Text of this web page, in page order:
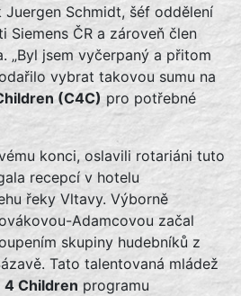
Schmidt, šéf oddělení
Siemens ČR a zároveň člen
„Byl jsem vyčerpaný a přitom
vybrat takovou sumu na
(C4C) pro potřebné
konci, oslavili rotariáni tuto
recepcí v hotelu
řeky Vltavy. Výborně
Adamcovou začal
skupiny hudebníků z
Tato talentovaná mládež
4 Children programu